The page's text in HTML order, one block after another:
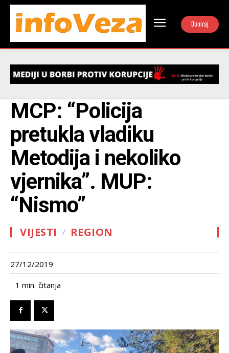
Doniraj
MCP: “Policija
pretukla vladiku
Metodija i nekoliko
vjernika”. MUP:
“Nismo”
VIJESTI REGION
27/12/2019
1 min. čitanja